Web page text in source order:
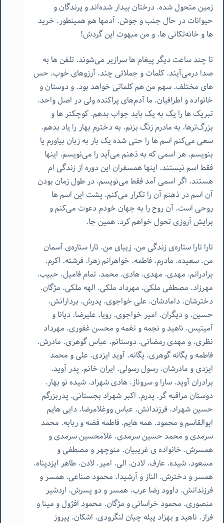
زمین متحول شده. درختان بیدار شده‌اند و پرندگان و
حیوانات در حال جنب و جوش. آدمها هم همینطور. خرید
ها و خانه‌تکانی ها. و من مبهوت این گردش!
تا چند ساعت دیگر پیغام ها سرازیر می‌شوند. تلفن ها به
صدا درمی‌آیند. کلمات و جملاتی چند. آرزوهای خوب. حس
های مختلف. سهم من هم کلماتی خواهد بود. و دوستان و
خانواده و اطرافیان. ما آدم‌های پراکنده ولی در اصل واحد.
تبریک ها را یک به یک باید جواب بدهم. کوچکتر ها و
بزرگ‌ترها. به مادرم زنگ بزنم. به دخترم بهار را یاد بدهم.
سعی می‌کنم اسم ها را حتی شده یک بار به زبان بیاورم یا
بنویسم. هر اسمی که به ذهنم می‌آید را می‌نویسم. اینها
فقط اسم نیستند. اینها همسفران این دوره از زندگی ام
هستند. اگر اسمی آمد فقط می‌نویسم. در طول زمان بودن
آن اسم در ذهنم آن را تکرار می‌کنم. پشت این اسم ها
روحی است. آن روح را به جهان خودم دعوت می‌کنم و
برایش آروزی تحول خواهم کرد. همین جا.
تارا تارا ستاره‌ی زندگی من. زیبای من. تارا ستاره‌ی آسمان
من. سعیده. مادرم. فاطمه. خواهرانم زهرا. فرشته. اکرم.
برادرانم. مهدی. مهدی. هادی. محمد. تمام فامیل. حبیب.
مهرزاد. مصطفی ملکی. مهرداد ملکی. الهه ملکی. مژگان.
دخترشان. دامادشان. علی خواجوی. پدرش. بردارانش.
حسین. و دیگران. امیر خواجوی. رویا. علیرضا. دیانا و
آمیتیس. ناهید و نجمه و نغمه و محسن غفوری. مهرداد
نظری. و مهدی رمضانی. دوستانم. عباس گوهری. مادرش.
فاطمه و یگانه گوهری. یگانه. آوید ایزدی. علی و محمد
ایزدی و مادرشان. رسول رسولی. ایران خانم. پدر آوید.
برادران آوید. سارا و سروناز. هادی شهراد. شیده نو بهار.
دوستان مراقبه گر. پدرم. اکبر شهراد بجستانی. پدربزرگم
حسین شهراد. فرزندانش. عباس ووغلامرضا. دایی هایم
ابوالقاسم و محمود. همه هایم. فاطمه فضه و ربابه. محمد
سرمدی و محمد حسین سرمدی. غلامحسین سرمدی و
همسرش. خانواده ‌ی غریبیان. منوچهر و مصطفی و
مسعود. شیده. عارف. لادن. الی. امیر. لادن. طاهر ایزدپناه.
همسر و دخترش. الناز و آرشیدا. محمود صناعی. همسر و
فرزندانش. داوود رضا عرب. همسر و دو پسرش. اردشیر
منصوری. محمود خراسانی و مژگان. محمود افژول و مینا و
فراز. ناهید و بهزاد پیله چیان لنگرودی. اشکان. پیروز